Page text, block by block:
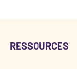
RESSOURCES